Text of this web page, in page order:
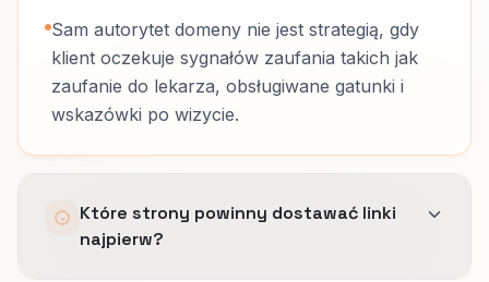
Sam autorytet domeny nie jest strategią, gdy
klient oczekuje sygnałów zaufania takich jak
zaufanie do lekarza, obsługiwane gatunki i
wskazówki po wizycie.
Które strony powinny dostawać linki
najpierw?